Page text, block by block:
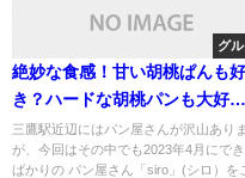
グ
絶妙な食感！甘い胡桃ぱんも好
き？ハードな胡桃パンも大好き
なあなたへ
三鷹駅近辺にはパン屋さんが沢山あり
が、今回はその中でも2023年4月にで
ばかりの パン屋さん「siro」(シロ）を